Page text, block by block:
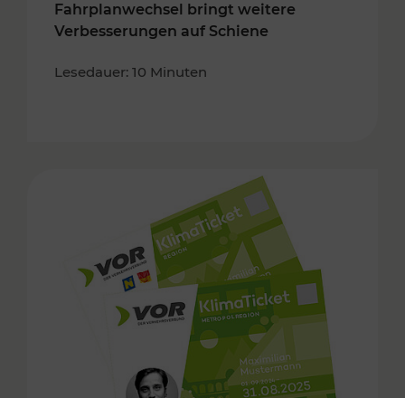
Fahrplanwechsel bringt weitere
Verbesserungen auf Schiene
Lesedauer: 10 Minuten